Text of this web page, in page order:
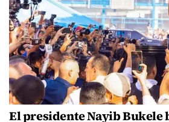
El presidente Nayib Bukele